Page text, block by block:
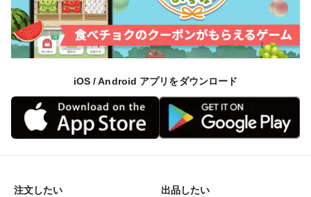
iOS / Android アプリをダウンロード
注文したい 出品したい